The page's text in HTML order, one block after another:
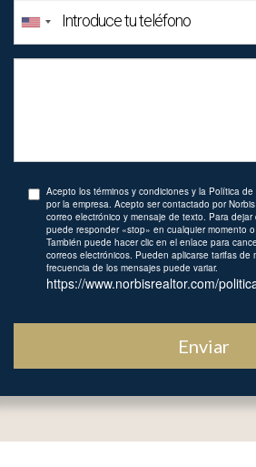
Acepto los términos y condiciones y la Política
por la empresa. Acepto ser contactado por
correo electrónico y mensaje de texto. Para
puede responder «stop» en cualquier momento
También puede hacer clic en el enlace para
correos electrónicos. Pueden aplicarse tarifas de
frecuencia de los mensajes puede variar.
https://www.norbisrealtor.com/
Enviar